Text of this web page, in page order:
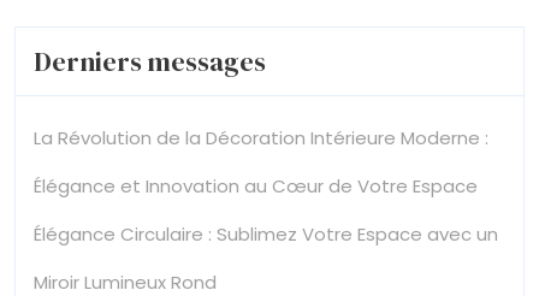
et
à
l’Art
Derniers messages
La Révolution de la Décoration Intérieure Moderne :
Élégance et Innovation au Cœur de Votre Espace
Élégance Circulaire : Sublimez Votre Espace avec un
Miroir Lumineux Rond